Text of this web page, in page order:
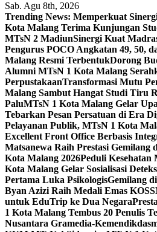
Sab. Agu 8th, 2026
Trending News: Memperkuat
Kota Malang Terima Kunjungan
MTsN 2 MadiunSinergi Kuat
Pengurus POCO Angkatan 49, 50,
Malang Resmi TerbentukDorong
Alumni MTsN 1 Kota Malang
PerpustakaanTransformasi Mutu
Malang Sambut Hangat Studi Tiru
PaluMTsN 1 Kota Malang Gelar
Tebarkan Pesan Persatuan di Era
Pelayanan Publik, MTsN 1 Kota
Excellent Front Office Berbasis
Matsanewa Raih Prestasi Gemilang
Kota Malang 2026Peduli Kesehatan
Kota Malang Gelar Sosialisasi
Pertama Luka PsikologisGemilang
Byan Azizi Raih Medali Emas
untuk EduTrip ke Dua Negara
1 Kota Malang Tembus 20 Penulis
Nusantara Gramedia-